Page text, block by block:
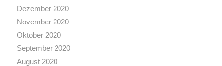
Dezember 2020
November 2020
Oktober 2020
September 2020
August 2020